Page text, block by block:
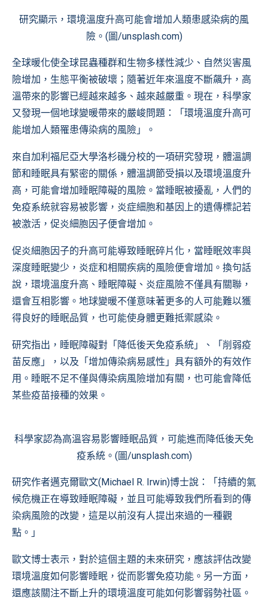
研究顯示，環境溫度升高可能會增加人類患感染病的風
險。(圖/unsplash.com)
全球暖化使全球昆蟲種群和生物多樣性減少、自然災害風
險增加，生態平衡被破壞；隨著近年來溫度不斷飆升，高
溫帶來的影響已經越來越多、越來越嚴重。現在，科學家
又發現一個地球變暖帶來的嚴峻問題：「環境溫度升高可
能增加人類罹患傳染病的風險」。
來自加利福尼亞大學洛杉磯分校的一項研究發現，體溫調
節和睡眠具有緊密的關係，體溫調節受損以及環境溫度升
高，可能會增加睡眠障礙的風險。當睡眠被擾亂，人們的
免疫系統就容易被影響，炎症細胞和基因上的遺傳標記若
被激活，促炎細胞因子便會增加。
促炎細胞因子的升高可能導致睡眠碎片化，當睡眠效率與
深度睡眠變少，炎症和相關疾病的風險便會增加。換句話
說，環境溫度升高、睡眠障礙、炎症風險不僅具有關聯，
還會互相影響。地球變暖不僅意味著更多的人可能難以獲
得良好的睡眠品質，也可能使身體更難抵禦感染。
研究指出，睡眠障礙對「降低後天免疫系統」、「削弱疫
苗反應」，以及「增加傳染病易感性」具有額外的有效作
用。睡眠不足不僅與傳染病風險增加有關，也可能會降低
某些疫苗接種的效果。
科學家認為高溫容易影響睡眠品質，可能進而降低後天免
疫系統。(圖/unsplash.com)
研究作者邁克爾歐文(Michael R. Irwin)博士說：「持續的氣
候危機正在導致睡眠障礙，並且可能導致我們所看到的傳
染病風險的改變，這是以前沒有人提出來過的一種觀
點。」
歐文博士表示，對於這個主題的未來研究，應該評估改變
環境溫度如何影響睡眠，從而影響免疫功能。另一方面，
還應該關注不斷上升的環境溫度可能如何影響弱勢社區。